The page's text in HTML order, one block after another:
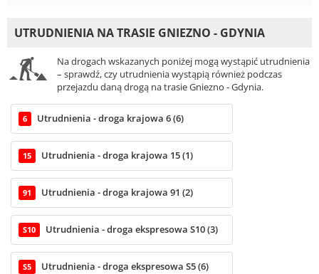
UTRUDNIENIA NA TRASIE GNIEZNO - GDYNIA
Na drogach wskazanych poniżej mogą wystąpić utrudnienia
– sprawdź, czy utrudnienia wystąpią również podczas
przejazdu daną drogą na trasie Gniezno - Gdynia.
6 Utrudnienia - droga krajowa 6 (6)
15 Utrudnienia - droga krajowa 15 (1)
91 Utrudnienia - droga krajowa 91 (2)
S10 Utrudnienia - droga ekspresowa S10 (3)
S5 Utrudnienia - droga ekspresowa S5 (6)